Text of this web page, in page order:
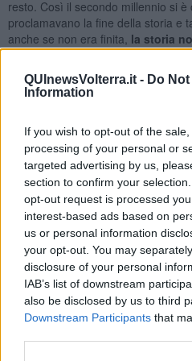
QUInewsVolterra.it - Do
Information
If you wish to opt-out of the
processing of your personal or
targeted advertising by us,
section to confirm your
opt-out request is processed
interest-based ads based on
us or personal information
your opt-out. You may
disclosure of your personal
IAB’s list of downstream
also be disclosed by us to third
Downstream Participants that
resto. Così il secondo millennio si è
proclamavano la fine della storia e
anche se non era finita, la storia
disciplinain grado di dare senso
pianeta. Tutti gli altri sono troppo
divertirsi per perdere tempo a
documentazione mai realizzata
automazione, internet e la
oggi consentono di avere su ogni
informazione quasi esaustiva e
testi e di foto. Ipotizzo che anche
costituisca un elemento di crisi
padroneggiare milioni di
selettive (filosofie della storia). Ma
e se la mole dei documenti da
meravigliarsi che fare lo storico
che leggere di storia non ci aiuti
Segnalo altri due fattori. Viviamo
pubblica pretende risposte
urgenti. Una storia